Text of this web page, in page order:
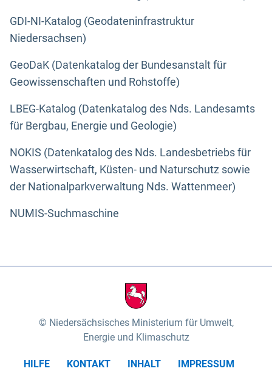
GDI-NI-Katalog (Geodateninfrastruktur
Niedersachsen)
GeoDaK (Datenkatalog der Bundesanstalt für
Geowissenschaften und Rohstoffe)
LBEG-Katalog (Datenkatalog des Nds. Landesamts
für Bergbau, Energie und Geologie)
NOKIS (Datenkatalog des Nds. Landesbetriebs für
Wasserwirtschaft, Küsten- und Naturschutz sowie
der Nationalparkverwaltung Nds. Wattenmeer)
NUMIS-Suchmaschine
Niedersächsisches Ministerium für Umwelt,
Energie und Klimaschutz
HILFE KONTAKT INHALT
IMPRESSUM